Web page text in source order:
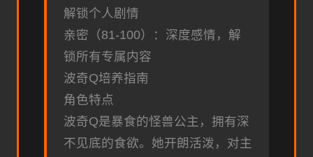
解锁个人剧情
亲密（81-100）：深度感情，解
锁所有专属内容
波奇Q培养指南
角色特点
波奇Q是暴食的怪兽公主，拥有深
不见底的食欲。她开朗活泼，对主